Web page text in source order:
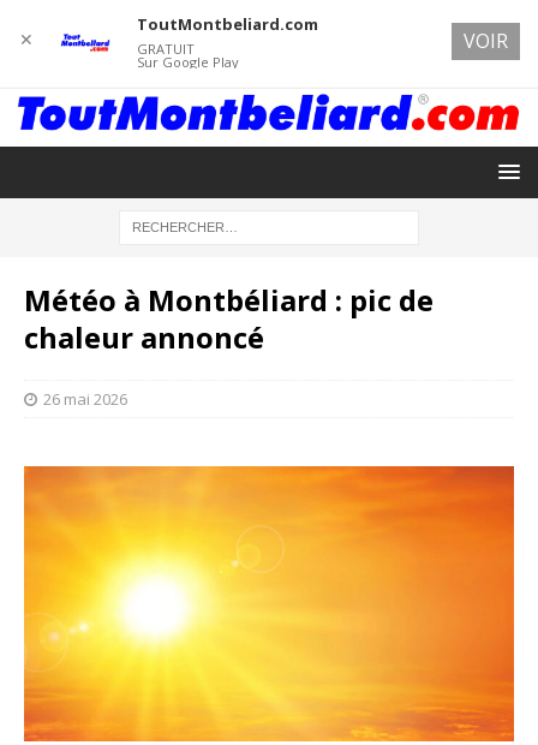
Météo à Montbéliard : pic de
chaleur annoncé
26 mai 2026
✕
ToutMontbeliard.com
GRATUIT
Sur Google Play
VOIR